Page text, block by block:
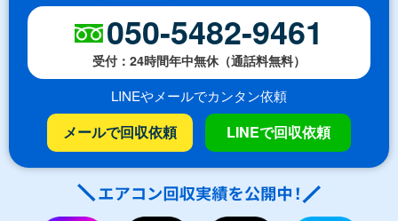
050-5482-9461
受付：24時間年中無休（通話料無料）
LINEやメールでカンタン依頼
メールで回収依頼 LINEで回収依頼